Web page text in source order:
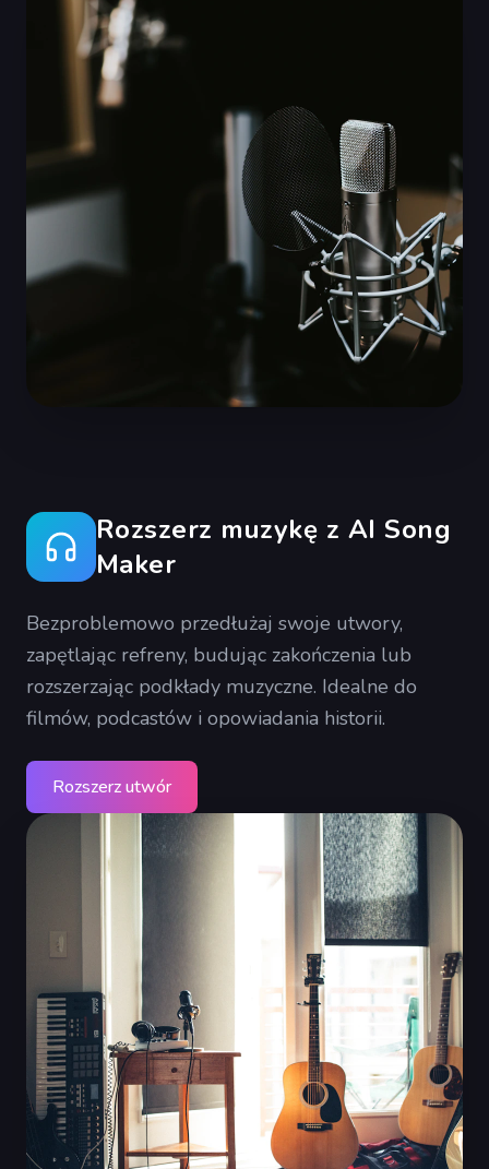
Rozszerz muzykę z AI Song
Maker
Bezproblemowo przedłużaj swoje utwory,
zapętlając refreny, budując zakończenia lub
rozszerzając podkłady muzyczne. Idealne do
filmów, podcastów i opowiadania historii.
Rozszerz utwór